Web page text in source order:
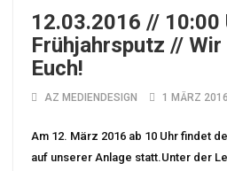
12.03.2016 // 10:00
Frühjahrsputz //
Euch!
AZ MEDIENDESIGN 1 MÄRZ 2016
Am 12. März 2016 ab 10 Uhr findet
auf unserer Anlage statt.Unter der